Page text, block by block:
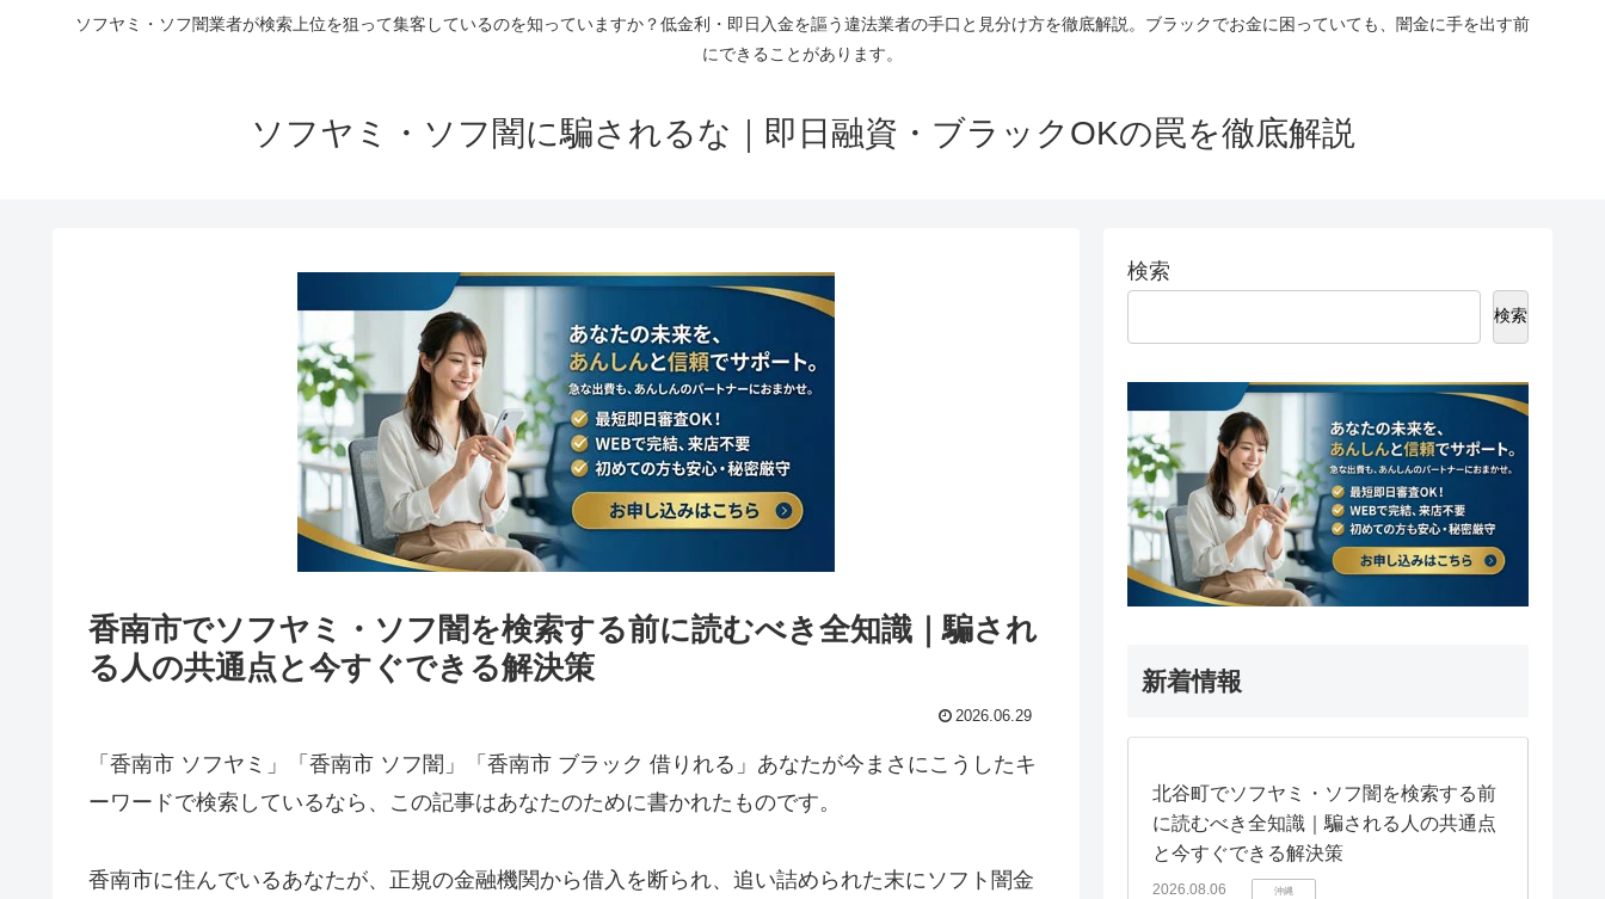
ソフヤミ・ソフ闇業者が検索上位を狙って集客しているのを知っていますか？低金利・即日入金を謳う違法業者の手口と見分け方を徹底解説。ブラックでお金に困っていても、闇金に手を出す前
にできることがあります。
ソフヤミ・ソフ闇に騙されるな｜即日融資・ブラックOKの罠を徹底解説
香南市でソフヤミ・ソフ闇を検索する前に読むべき全知識｜騙され
る人の共通点と今すぐできる解決策
2026.06.29
「香南市 ソフヤミ」「香南市 ソフ闇」「香南市 ブラック 借りれる」あなたが今まさにこうしたキ
ーワードで検索しているなら、この記事はあなたのために書かれたものです。
香南市に住んでいるあなたが、正規の金融機関から借入を断られ、追い詰められた末にソフト闇金
検索
検索
新着情報
北谷町でソフヤミ・ソフ闇を検索する前
に読むべき全知識｜騙される人の共通点
と今すぐできる解決策
2026.08.06 沖縄